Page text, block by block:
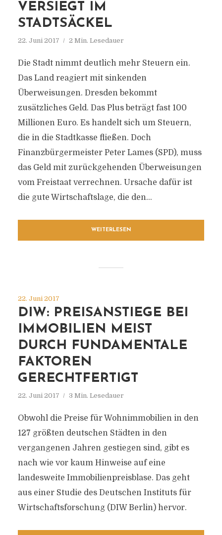
VERSIEGT IM
STADTSÄCKEL
22. Juni 2017 2 Min. Lesedauer
Die Stadt nimmt deutlich mehr Steuern ein.
Das Land reagiert mit sinkenden
Überweisungen. Dresden bekommt
zusätzliches Geld. Das Plus beträgt fast 100
Millionen Euro. Es handelt sich um Steuern,
die in die Stadtkasse fließen. Doch
Finanzbürgermeister Peter Lames (SPD), muss
das Geld mit zurückgehenden Überweisungen
vom Freistaat verrechnen. Ursache dafür ist
die gute Wirtschaftslage, die den...
WEITERLESEN
22. Juni 2017
DIW: PREISANSTIEGE BEI
IMMOBILIEN MEIST
DURCH FUNDAMENTALE
FAKTOREN
GERECHTFERTIGT
22. Juni 2017 3 Min. Lesedauer
Obwohl die Preise für Wohnimmobilien in den
127 größten deutschen Städten in den
vergangenen Jahren gestiegen sind, gibt es
nach wie vor kaum Hinweise auf eine
landesweite Immobilienpreisblase. Das geht
aus einer Studie des Deutschen Instituts für
Wirtschaftsforschung (DIW Berlin) hervor.